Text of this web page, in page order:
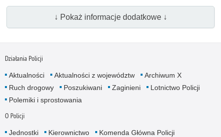
↓ Pokaż informacje dodatkowe ↓
Działania Policji
Aktualności Aktualności z województw
Archiwum X
Ruch drogowy
Poszukiwani Zaginieni
Lotnictwo Policji
Polemiki i sprostowania
O Policji
Jednostki Kierownictwo
Komenda Główna Policji